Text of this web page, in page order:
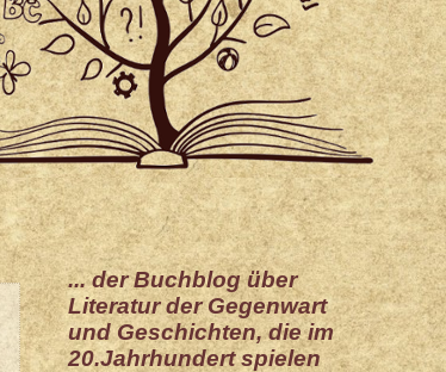
... der Buchblog über
Literatur der Gegenwart
und Geschichten, die im
20.Jahrhundert spielen